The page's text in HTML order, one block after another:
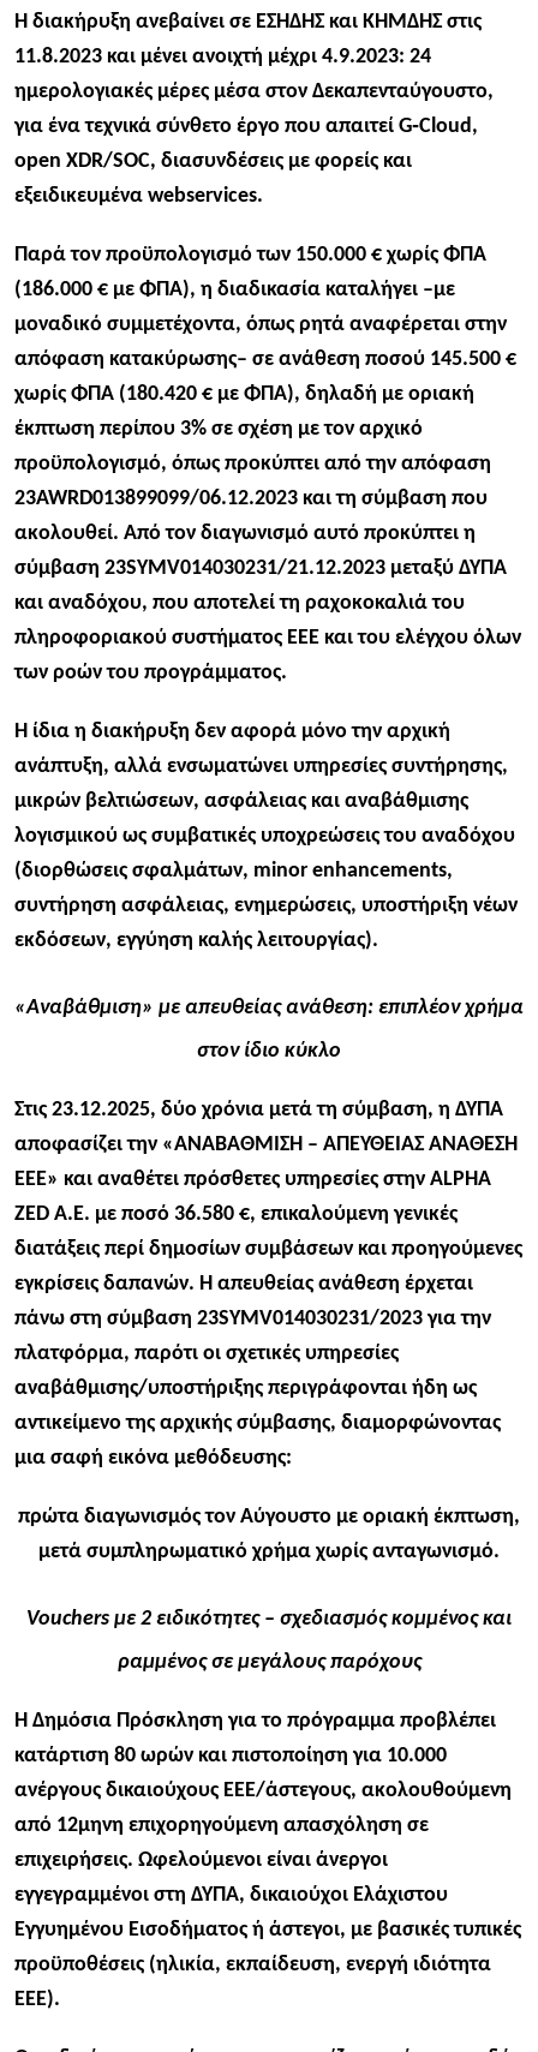
Η διακήρυξη ανεβαίνει σε ΕΣΗΔΗΣ και ΚΗΜΔΗΣ στις
11.8.2023 και μένει ανοιχτή μέχρι 4.9.2023: 24
ημερολογιακές μέρες μέσα στον Δεκαπενταύγουστο,
για ένα τεχνικά σύνθετο έργο που απαιτεί G‑Cloud,
open XDR/SOC, διασυνδέσεις με φορείς και
εξειδικευμένα webservices.​
Παρά τον προϋπολογισμό των 150.000 € χωρίς ΦΠΑ
(186.000 € με ΦΠΑ), η διαδικασία καταλήγει –με
μοναδικό συμμετέχοντα, όπως ρητά αναφέρεται στην
απόφαση κατακύρωσης– σε ανάθεση ποσού 145.500 €
χωρίς ΦΠΑ (180.420 € με ΦΠΑ), δηλαδή με οριακή
έκπτωση περίπου 3% σε σχέση με τον αρχικό
προϋπολογισμό, όπως προκύπτει από την απόφαση
23AWRD013899099/06.12.2023 και τη σύμβαση που
ακολουθεί. Από τον διαγωνισμό αυτό προκύπτει η
σύμβαση 23SYMV014030231/21.12.2023 μεταξύ ΔΥΠΑ
και αναδόχου, που αποτελεί τη ραχοκοκαλιά του
πληροφοριακού συστήματος EEE και του ελέγχου όλων
των ροών του προγράμματος.
Η ίδια η διακήρυξη δεν αφορά μόνο την αρχική
ανάπτυξη, αλλά ενσωματώνει υπηρεσίες συντήρησης,
μικρών βελτιώσεων, ασφάλειας και αναβάθμισης
λογισμικού ως συμβατικές υποχρεώσεις του αναδόχου
(διορθώσεις σφαλμάτων, minor enhancements,
συντήρηση ασφάλειας, ενημερώσεις, υποστήριξη νέων
εκδόσεων, εγγύηση καλής λειτουργίας).​
«Αναβάθμιση» με απευθείας ανάθεση: επιπλέον χρήμα
στον ίδιο κύκλο
Στις 23.12.2025, δύο χρόνια μετά τη σύμβαση, η ΔΥΠΑ
αποφασίζειτην «ΑΝΑΒΑΘΜΙΣΗ – ΑΠΕΥΘΕΙΑΣ ΑΝΑΘΕΣΗ
ΕΕΕ» και αναθέτει πρόσθετες υπηρεσίες στην ALPHA
ZED A.E. με ποσό 36.580 €, επικαλούμενη γενικές
διατάξεις περί δημοσίων συμβάσεων και προηγούμενες
εγκρίσεις δαπανών.​ Η απευθείας ανάθεση έρχεται
πάνω στη σύμβαση 23SYMV014030231/2023 για την
πλατφόρμα, παρότι οι σχετικές υπηρεσίες
αναβάθμισης/υποστήριξης περιγράφονται ήδη ως
αντικείμενο της αρχικής σύμβασης, διαμορφώνοντας
μια σαφή εικόνα μεθόδευσης:
πρώτα διαγωνισμός τον Αύγουστο με οριακή έκπτωση,
μετά συμπληρωματικό χρήμα χωρίς ανταγωνισμό.
Vouchers με 2 ειδικότητες – σχεδιασμός κομμένος και
ραμμένος σε μεγάλους παρόχους
Η Δημόσια Πρόσκληση για το πρόγραμμα προβλέπει
κατάρτιση 80 ωρών και πιστοποίηση για 10.000
ανέργους δικαιούχους ΕΕΕ/άστεγους, ακολουθούμενη
από 12μηνη επιχορηγούμενη απασχόληση σε
επιχειρήσεις.​ Ωφελούμενοι είναι άνεργοι
εγγεγραμμένοι στη ΔΥΠΑ, δικαιούχοι Ελάχιστου
Εγγυημένου Εισοδήματος ή άστεγοι, με βασικές τυπικές
προϋποθέσεις (ηλικία, εκπαίδευση, ενεργή ιδιότητα
ΕΕΕ).